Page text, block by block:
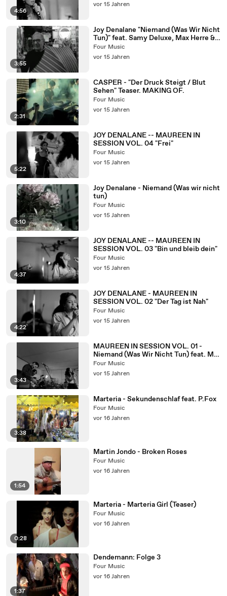
4:56
vor 15 Jahren
3:55
Joy Denalane "Niemand (Was Wir Nicht
Tun)" feat. Samy Deluxe, Max Herre &
Megaloh
Four Music
vor 15 Jahren
2:31
CASPER - "Der Druck Steigt / Blut
Sehen" Teaser. MAKING OF.
Four Music
vor 15 Jahren
5:22
JOY DENALANE -- MAUREEN IN
SESSION VOL. 04 "Frei"
Four Music
vor 15 Jahren
3:10
Joy Denalane - Niemand (Was wir nicht
tun)
Four Music
vor 15 Jahren
4:37
JOY DENALANE -- MAUREEN IN
SESSION VOL. 03 "Bin und bleib dein"
Four Music
vor 15 Jahren
4:22
JOY DENALANE - MAUREEN IN
SESSION VOL. 02 "Der Tag ist Nah"
Four Music
vor 15 Jahren
3:43
MAUREEN IN SESSION VOL. 01 -
Niemand (Was Wir Nicht Tun) feat. Max
Herre
Four Music
vor 15 Jahren
3:38
Marteria - Sekundenschlaf feat. P.Fox
Four Music
vor 16 Jahren
1:54
Martin Jondo - Broken Roses
Four Music
vor 16 Jahren
0:28
Marteria - Marteria Girl (Teaser)
Four Music
vor 16 Jahren
1:37
Dendemann: Folge 3
Four Music
vor 16 Jahren